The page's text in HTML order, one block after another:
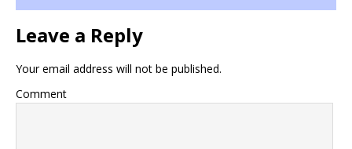
Leave a Reply
Your email address will not be published.
Comment